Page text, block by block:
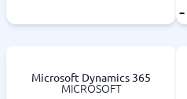
Microsoft Dynamics 365
MICROSOFT